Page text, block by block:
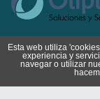
Esta web utiliza
experiencia y
navegar o utilizar